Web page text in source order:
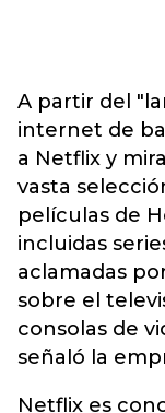
A partir del
internet de
a Netflix y
vasta
películas de
incluidas
aclamadas
sobre el
consolas de
señaló la
Netflix es